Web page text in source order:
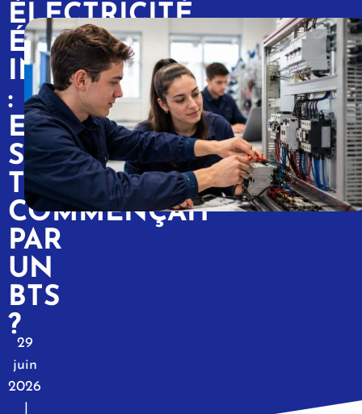
ÉLECTRICITÉ,
ÉNERGIE,
INNOVATION
:
ET
SI
TOUT
COMMENÇAIT
PAR
UN
BTS
?
29
juin
2026